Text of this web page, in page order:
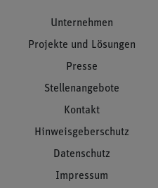
Unternehmen
Projekte und Lösungen
Presse
Stellenangebote
Kontakt
Hinweisgeberschutz
Datenschutz
Impressum